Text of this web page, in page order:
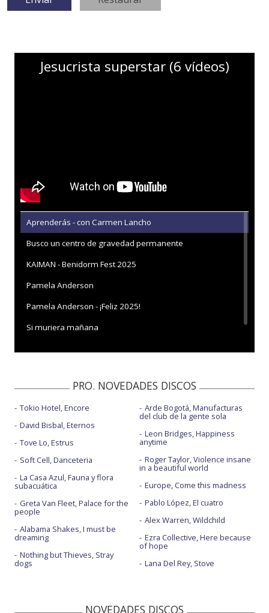
Jesucrista superstar (6 vídeos)
Aprenderás - con Carmen Lancho
Busco un centro de gravedad permanente
KAIMAN - Benidorm Fest 2025
Pamela Anderson
Pamela Anderson - ¡Feliz 2025!
Si muriera mañana
PRO. NOVEDADES DISCOS
Tokio Hotel, Encore
David Bisbal, Eternos
Tove Lo, Estrus
Soft Cell, Danceteria
La Casa Azul, Fauna y flora
subacuática
Greta Van Fleet, Palace for the
people
Alabama Shakes, I must be
dreaming
Nothing but Thieves, Stray
dogs
Arde Bogotá, Manufacturas
del club de la gente sola
Leon Bridges, Happiness
anytime
Roger Taylor, Violence insane
in a beautiful world
Europe, Come this madness
Pablo López, El cuatro
Alex Warren, Wildchild
Ezra Collective, Here because
of hope
Lana Del Rey, Stove
NOVEDADES DISCOS